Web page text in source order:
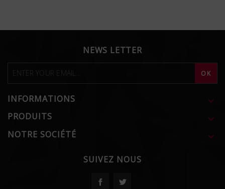
NEWS LETTER
INFORMATIONS 
PRODUITS 
NOTRE SOCIÉTÉ 
SUIVEZ NOUS
Facebook